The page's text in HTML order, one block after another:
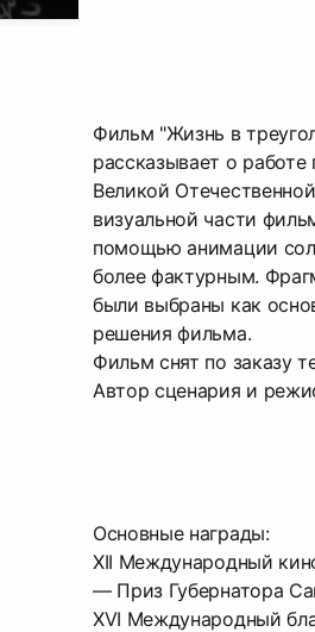
Фильм "Жизнь в
рассказывает о
Великой
визуальной части
помощью анимации
более фактурным.
были выбраны как
решения фильма.
Фильм снят по заказу
Автор сценария и
Основные награды:
XII Международный
— Приз Губернатора
XVI Международный